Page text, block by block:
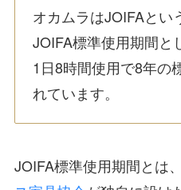
オカムラはJOIFAとい
JOIFA標準使用期間と
1日8時間使用で8年の
れています。
JOIFA標準使用期間とは、